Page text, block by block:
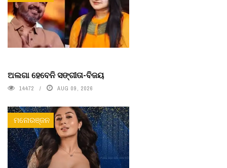
ଅଲଗା ହେବେନି ସଙ୍ଗୀତା-ବିଜୟ
14472 AUG 09, 2026
ମନୋରଞ୍ଜନ